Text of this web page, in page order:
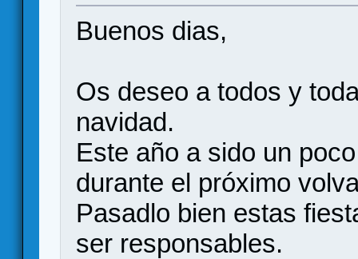
Buenos dias,
Os deseo a todos y
navidad.
Este año a sido un
durante el próximo
Pasadlo bien estas
ser responsables.